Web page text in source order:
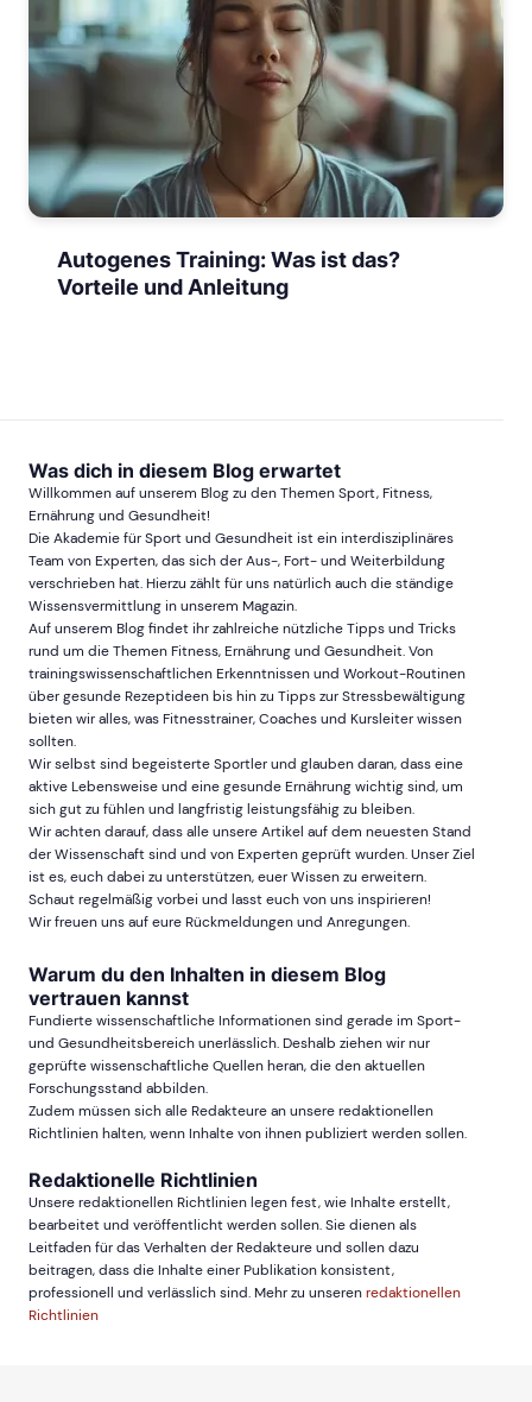
Autogenes Training: Was ist das?
Vorteile und Anleitung
Was dich in diesem Blog erwartet
Willkommen auf unserem Blog zu den Themen Sport, Fitness,
Ernährung und Gesundheit!
Die Akademie für Sport und Gesundheit ist ein interdisziplinäres
Team von Experten, das sich der Aus-, Fort- und Weiterbildung
verschrieben hat. Hierzu zählt für uns natürlich auch die ständige
Wissensvermittlung in unserem Magazin.
Auf unserem Blog findet ihr zahlreiche nützliche Tipps und Tricks
rund um die Themen Fitness, Ernährung und Gesundheit. Von
trainingswissenschaftlichen Erkenntnissen und Workout-Routinen
über gesunde Rezeptideen bis hin zu Tipps zur Stressbewältigung
bieten wir alles, was Fitnesstrainer, Coaches und Kursleiter wissen
sollten.
Wir selbst sind begeisterte Sportler und glauben daran, dass eine
aktive Lebensweise und eine gesunde Ernährung wichtig sind, um
sich gut zu fühlen und langfristig leistungsfähig zu bleiben.
Wir achten darauf, dass alle unsere Artikel auf dem neuesten Stand
der Wissenschaft sind und von Experten geprüft wurden. Unser Ziel
ist es, euch dabei zu unterstützen, euer Wissen zu erweitern.
Schaut regelmäßig vorbei und lasst euch von uns inspirieren!
Wir freuen uns auf eure Rückmeldungen und Anregungen.
Warum du den Inhalten in diesem Blog
vertrauen kannst
Fundierte wissenschaftliche Informationen sind gerade im Sport-
und Gesundheitsbereich unerlässlich. Deshalb ziehen wir nur
geprüfte wissenschaftliche Quellen heran, die den aktuellen
Forschungsstand abbilden.
Zudem müssen sich alle Redakteure an unsere redaktionellen
Richtlinien halten, wenn Inhalte von ihnen publiziert werden sollen.
Redaktionelle Richtlinien
Unsere redaktionellen Richtlinien legen fest, wie Inhalte erstellt,
bearbeitet und veröffentlicht werden sollen. Sie dienen als
Leitfaden für das Verhalten der Redakteure und sollen dazu
beitragen, dass die Inhalte einer Publikation konsistent,
professionell und verlässlich sind. Mehr zu unserenredaktionellen
Richtlinien